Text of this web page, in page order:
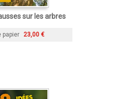
sur les arbres
papier 23,00 €